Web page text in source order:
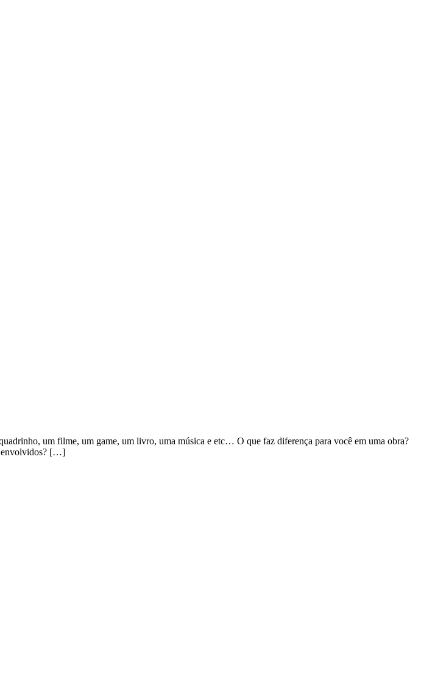
um filme, um game, um livro, uma música e etc… O que faz diferença para você em uma obra?
envolvidos? […]